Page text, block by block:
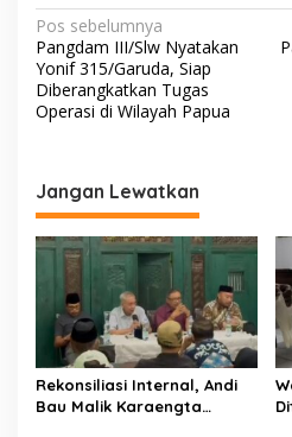
N
a
v
a
s
i
o
s
Pos sebelumnya
Pangdam III/Slw Nyatakan
Yonif 315/Garuda, Siap
Diberangkatkan Tugas
Operasi di Wilayah Papua
Jangan Lewatkan
Rekonsiliasi Internal, Andi
Bau Malik Karaengta